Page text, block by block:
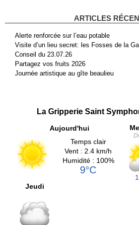
ARTICLES
Alerte renforcée sur l’eau potable
Visite d’un lieu secret: les Fosses de la
Conseil du 23.07.26
Partagez vos fruits 2026
Journée artistique au gîte beaulieu
La Gripperie Saint
Aujourd'hui
Temps clair
Vent : 2.4 km/h
Humidité : 100%
9°C
Jeudi